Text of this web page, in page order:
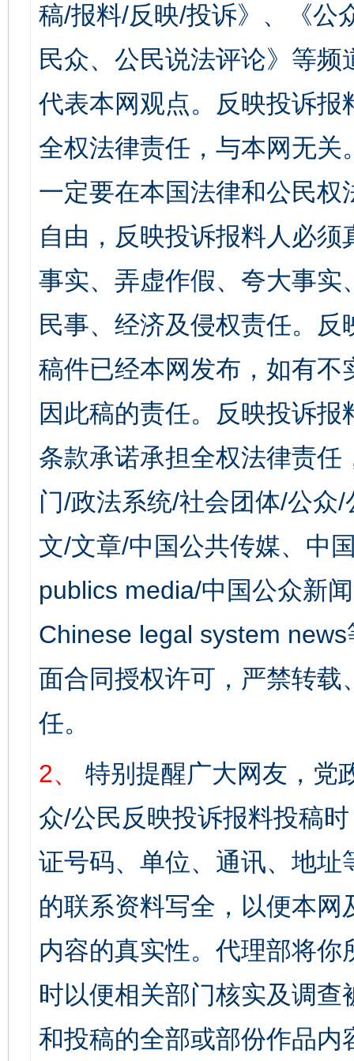
稿/报料/反映/投诉》、《公
民众、公民说法评论》等
代表本网观点。反映投诉
全权法律责任，与本网无
一定要在本国法律和公民
自由，反映投诉报料人必
事实、弄虚作假、夸大事
民事、经济及侵权责任。
稿件已经本网发布，如有
因此稿的责任。反映投诉
条款承诺承担全权法律责
门/政法系统/社会团体/公众
文/文章/中国公共传媒、中
publics media/中国公众新
Chinese legal system
面合同授权许可，严禁转
任。
2、
特别提醒广大网友，党
众/公民反映投诉报料投稿
证号码、单位、通讯、地
的联系资料写全，以便本
内容的真实性。代理部将
时以便相关部门核实及调
和投稿的全部或部份作品